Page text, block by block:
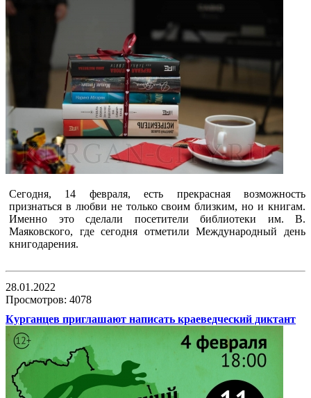
Сегодня, 14 февраля, есть прекрасная возможность
признаться в любви не только своим близким, но и книгам.
Именно это сделали посетители библиотеки им. В.
Маяковского, где сегодня отметили Международный день
книгодарения.
28.01.2022
Просмотров: 4078
Курганцев приглашают написать краеведческий диктант